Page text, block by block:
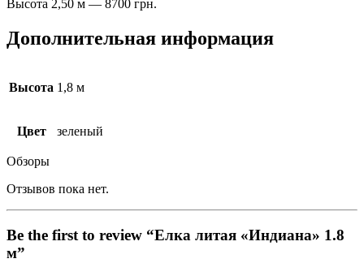
Высота 2,50 м — 8700 грн.
Дополнительная информация
Высота 1,8 м
Цвет зеленый
Обзоры
Отзывов пока нет.
Be the first to review “Елка литая «Индиана» 1.8
м”